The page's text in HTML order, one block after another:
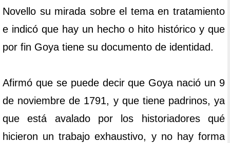
Novello su mirada sobre el tema en tratamiento
e indicó que hay un hecho o hito histórico y que
por fin Goya tiene su documento de identidad.
Afirmó que se puede decir que Goya nació un 9
de noviembre de 1791, y que tiene padrinos, ya
que está avalado por los historiadores qué
hicieron un trabajo exhaustivo, y no hay forma